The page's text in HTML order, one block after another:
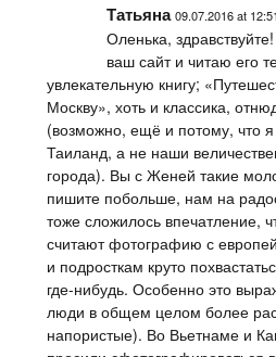
Татьяна 09.07.2016 at 12:51
Оленька,
ваш сайт и читаю его
увлекательную книгу;
Москву», хоть и классика,
(возможно, ещё и потому, что
Таиланд, а не наши
города). Вы с Женей такие
пишите побольше, нам на
тоже сложилось впечатление,
считают фотографию с
и подросткам круто
где-нибудь. Особенно это
люди в общем целом более
напористые). Во Вьетнаме и